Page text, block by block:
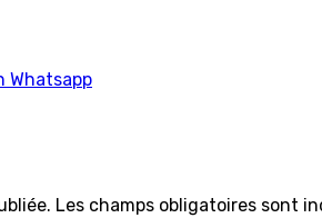
Whatsapp
Les champs obligatoires sont